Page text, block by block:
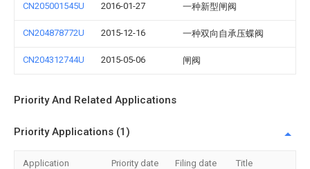
CN205001545U 2016-01-27 一种新型闸阀
CN204878772U 2015-12-16 一种双向自承压蝶阀
CN204312744U 2015-05-06 闸阀
Priority And Related Applications
Priority Applications (1)
Application Priority date Filing date Title